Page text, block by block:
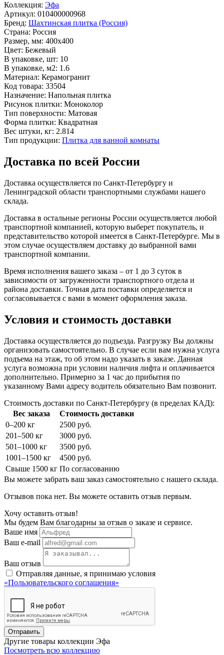
Коллекция: Эфа
Артикул: 010400000968
Бренд: Шахтинская плитка (Россия)
Страна: Россия
Размер, мм: 400x400
Цвет: Бежевый
В упаковке, шт: 10
В упаковке, м2: 1.6
Материал: Керамогранит
Код товара: 33504
Назначение: Напольная плитка
Рисунок плитки: Моноколор
Тип поверхности: Матовая
Форма плитки: Квадратная
Вес штуки, кг: 2.814
Тип продукции: Плитка для ванной комнаты
Доставка по всей России
Доставка осуществляется по Санкт-Петербургу и
Ленинградской области транспортными службами нашего
склада.
Доставка в остальные регионы России осуществляется любой
транспортной компанией, которую выберет покупатель, и
представительство которой имеется в Санкт-Петербурге. Мы в
этом случае осуществляем доставку до выбранной вами
транспортной компании.
Время исполнения вашего заказа – от 1 до 3 суток в
зависимости от загруженности транспортного отдела и
района доставки. Точная дата поставки определяется и
согласовывается с вами в момент оформления заказа.
Условия и стоимость доставки
Доставка осуществляется до подъезда. Разгрузку Вы должны
организовать самостоятельно. В случае если вам нужна услуга
подъема на этаж, то об этом надо указать в заказе. Данная
услуга возможна при условии наличия лифта и оплачивается
дополнительно. Примерно за 1 час до прибытия по
указанному Вами адресу водитель обязательно Вам позвонит.
Стоимость доставки по Санкт-Петербургу (в пределах КАД):
Вес заказа
Стоимость доставки
0–200 кг
2500 руб.
201–500 кг
3000 руб.
501–1000 кг
3500 руб.
1001–1500 кг
4500 руб.
Свыше 1500 кг По согласованию
Вы можете забрать ваш заказ самостоятельно с нашего склада.
Отзывов пока нет. Вы можете оставить отзыв первым.
Хочу оставить отзыв!
Мы будем Вам благодарны за отзыв о заказе и сервисе.
Ваше имя
Ваш e-mail
Ваш отзыв
Отправляя данные, я принимаю условия
«Пользовательского соглашения»
Отправить
Другие товары коллекции Эфа
Посмотреть всю коллекцию